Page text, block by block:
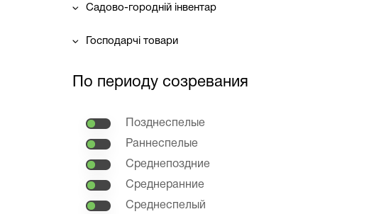
Садово-городній інвентар
Господарчі товари
По периоду созревания
Позднеспелые
Раннеспелые
Среднепоздние
Среднеранние
Среднеспелый